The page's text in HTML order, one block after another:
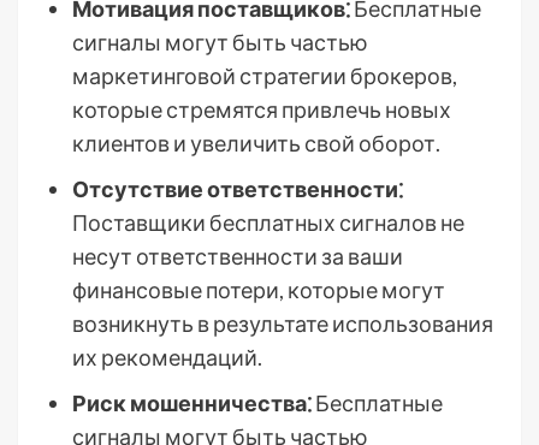
Мотивация поставщиков⁚Бесплатные
сигналы могут быть частью
маркетинговой стратегии брокеров,
которые стремятся привлечь новых
клиентов и увеличить свой оборот.
Отсутствие ответственности⁚
Поставщики бесплатных сигналов не
несут ответственности за ваши
финансовые потери, которые могут
возникнуть в результате использования
их рекомендаций.
Риск мошенничества⁚Бесплатные
сигналы могут быть частью